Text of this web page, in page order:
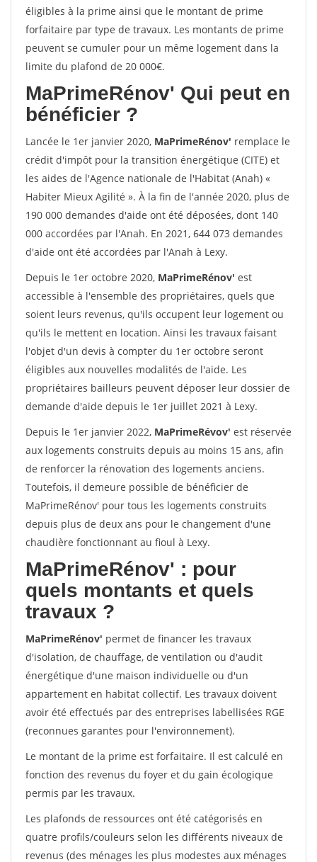
éligibles à la prime ainsi que le montant de prime
forfaitaire par type de travaux. Les montants de prime
peuvent se cumuler pour un même logement dans la
limite du plafond de 20 000€.
MaPrimeRénov' Qui peut en
bénéficier ?
Lancée le 1er janvier 2020, MaPrimeRénov' remplace le
crédit d'impôt pour la transition énergétique (CITE) et
les aides de l'Agence nationale de l'Habitat (Anah) «
Habiter Mieux Agilité ». À la fin de l'année 2020, plus de
190 000 demandes d'aide ont été déposées, dont 140
000 accordées par l'Anah. En 2021, 644 073 demandes
d'aide ont été accordées par l'Anah à Lexy.
Depuis le 1er octobre 2020, MaPrimeRénov' est
accessible à l'ensemble des propriétaires, quels que
soient leurs revenus, qu'ils occupent leur logement ou
qu'ils le mettent en location. Ainsi les travaux faisant
l'objet d'un devis à compter du 1er octobre seront
éligibles aux nouvelles modalités de l'aide. Les
propriétaires bailleurs peuvent déposer leur dossier de
demande d'aide depuis le 1er juillet 2021 à Lexy.
Depuis le 1er janvier 2022, MaPrimeRévov' est réservée
aux logements construits depuis au moins 15 ans, afin
de renforcer la rénovation des logements anciens.
Toutefois, il demeure possible de bénéficier de
MaPrimeRénov' pour tous les logements construits
depuis plus de deux ans pour le changement d'une
chaudière fonctionnant au fioul à Lexy.
MaPrimeRénov' : pour
quels montants et quels
travaux ?
MaPrimeRénov' permet de financer les travaux
d'isolation, de chauffage, de ventilation ou d'audit
énergétique d'une maison individuelle ou d'un
appartement en habitat collectif. Les travaux doivent
avoir été effectués par des entreprises labellisées RGE
(reconnues garantes pour l'environnement).
Le montant de la prime est forfaitaire. Il est calculé en
fonction des revenus du foyer et du gain écologique
permis par les travaux.
Les plafonds de ressources ont été catégorisés en
quatre profils/couleurs selon les différents niveaux de
revenus (des ménages les plus modestes aux ménages